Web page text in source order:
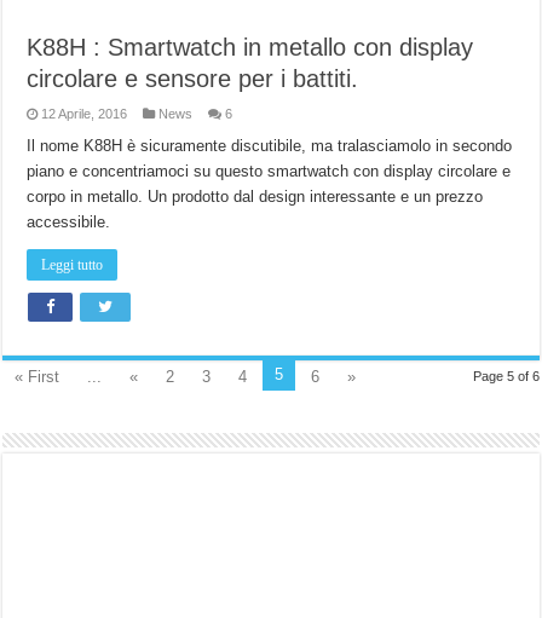
K88H : Smartwatch in metallo con display
circolare e sensore per i battiti.
12 Aprile, 2016 News 6
Il nome K88H è sicuramente discutibile, ma tralasciamolo in secondo
piano e concentriamoci su questo smartwatch con display circolare e
corpo in metallo. Un prodotto dal design interessante e un prezzo
accessibile.
Leggi tutto
Page 5 of 6
« First « 2 3 4 5 6 »